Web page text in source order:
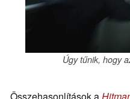
Úgy tűnik, hogy